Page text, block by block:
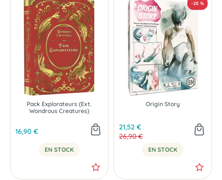
Pack Explorateurs (Ext.
Wondrous Creatures)
16,90 €
EN STOCK
Origin Story
21,52 €
26,90 €
EN STOCK